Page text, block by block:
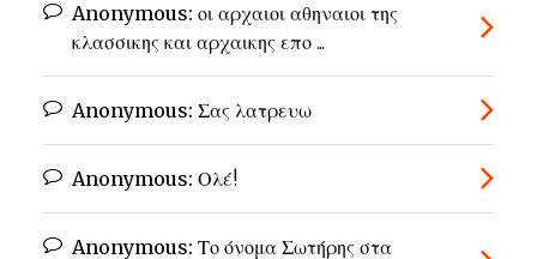
Anonymous: οι αρχαιοι αθηναιοι της
κλασσικης και αρχαικης επο ...
Anonymous: Σας λατρευω
Anonymous: Ολέ!
Anonymous: Το όνομα Σωτήρης στα